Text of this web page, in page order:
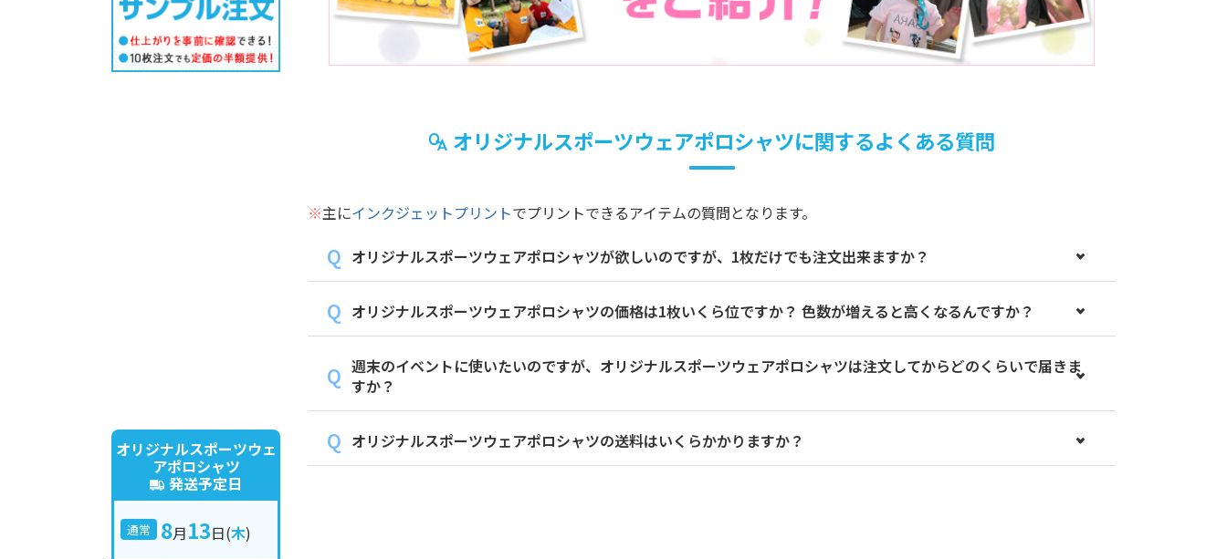
オリジナルスポーツウェアポロシャツに関するよくある質問
※主にインクジェットプリントでプリントできるアイテムの質問となります。
オリジナルスポーツウェアポロシャツが欲しいのですが、1枚だけでも注文出来ますか？
オリジナルスポーツウェアポロシャツの価格は1枚いくら位ですか？ 色数が増えると高くなるんですか？
週末のイベントに使いたいのですが、オリジナルスポーツウェアポロシャツは注文してからどのくらいで届きま
すか？
オリジナルスポーツウェアポロシャツの送料はいくらかかりますか？
オリジナルスポーツウェ
アポロシャツ
発送予定日
通常 8月13日(木)